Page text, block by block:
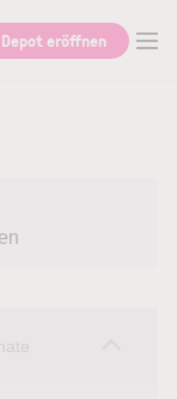
Aktie, Autor...
Depot eröffnen